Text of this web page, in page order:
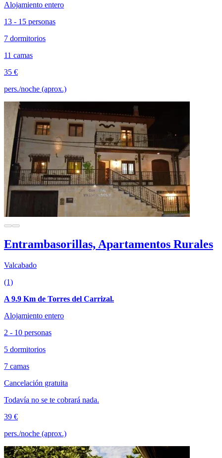
Alojamiento entero
13 - 15 personas
7 dormitorios
11 camas
35 €
pers./noche (aprox.)
Entrambasorillas, Apartamentos Rurales
Valcabado
(1)
A 9.9 Km de Torres del Carrizal.
Alojamiento entero
2 - 10 personas
5 dormitorios
7 camas
Cancelación gratuita
Todavía no se te cobrará nada.
39 €
pers./noche (aprox.)